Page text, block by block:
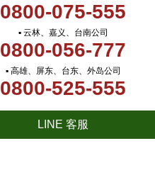
0800-075-555
▪ 云林、嘉义、台南公司
0800-056-777
▪ 高雄、屏东、台东、外岛公司
0800-525-555
LINE 客服